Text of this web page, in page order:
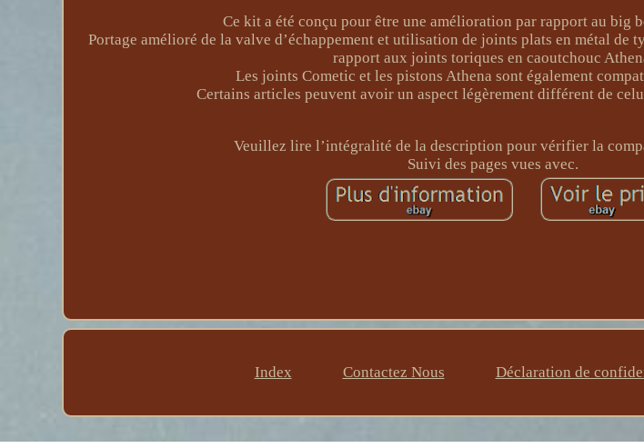
Ce kit a été conçu pour être une amélioration par rapport au big
Portage amélioré de la valve d’échappement et utilisation de joints plats en métal
rapport aux joints toriques en caoutchouc
Les joints Cometic et les pistons Athena sont également
Certains articles peuvent avoir un aspect légèrement différent de
Veuillez lire l’intégralité de la description pour vérifier la
Suivi des pages vues avec.
Index Contactez Nous Déclaration de